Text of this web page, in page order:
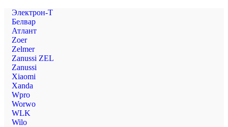
Электрон-Т
Белвар
Атлант
Zoer
Zelmer
Zanussi ZEL
Zanussi
Xiaomi
Xanda
Wpro
Worwo
WLK
Wilo